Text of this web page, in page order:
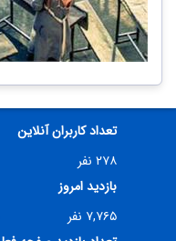
تعداد کاربران آنلاین
۲۷۸ نفر
بازدید امروز
۷,۷۶۵ نفر